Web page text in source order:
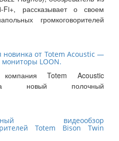
Fi+, рассказывает о своем
громкоговорителей
новинка от Totem Acoustic —
мониторы LOON.
компания Totem Acoustic
новый полочный
видеообзор
Totem Bison Twin